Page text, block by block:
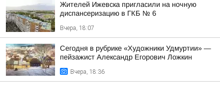
Жителей Ижевска пригласили на ночную
диспансеризацию в ГКБ № 6
Вчера, 18:07
Сегодня в рубрике «Художники Удмуртии» —
пейзажист Александр Егорович Ложкин
Вчера, 18:36